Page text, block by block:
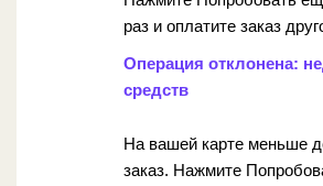
раз и оплатите заказ
Операция отклонена:
средств
На вашей карте меньше
заказ. Нажмите